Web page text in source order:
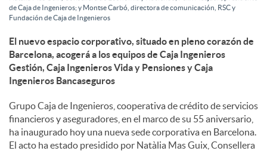
de Caja de Ingenieros; y Montse Carbó, directora de comunicación, RSC y
Fundación de Caja de Ingenieros
El nuevo espacio corporativo, situado en pleno corazón de
Barcelona, acogerá a los equipos de Caja Ingenieros
Gestión, Caja Ingenieros Vida y Pensiones y Caja
Ingenieros Bancaseguros
Grupo Caja de Ingenieros, cooperativa de crédito de servicios
financieros y aseguradores, en el marco de su 55 aniversario,
ha inaugurado hoy una nueva sede corporativa en Barcelona.
El acto ha estado presidido por Natàlia Mas Guix, Consellera